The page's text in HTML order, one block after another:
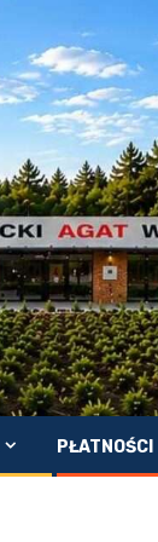
PŁATNOŚCI